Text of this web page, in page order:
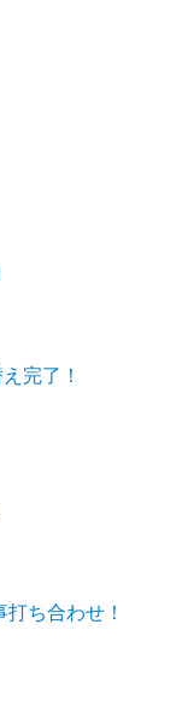
完了！
ち合わせ！